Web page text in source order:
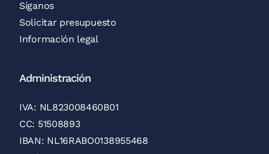
Síganos
Solicitar presupuesto
Información legal
Administración
IVA: NL823008460B01
CC: 51508893
IBAN: NL16RABO0138955468